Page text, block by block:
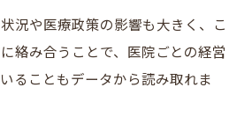
況や医療政策の影響も大きく、こ
絡み合うことで、医院ごとの経営
ることもデータから読み取れま